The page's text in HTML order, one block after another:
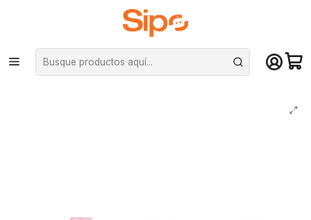
¡Compra hasta mediodía y recibe hoy! De lunes a sábado en el gran
Santiago. Envío gratis desde $29.990
Inicio Computación y Gamers Mouse Pad
Mousepad Gamer Fantech MPR800 Firefly RGB 80X30CM Sakura Ed